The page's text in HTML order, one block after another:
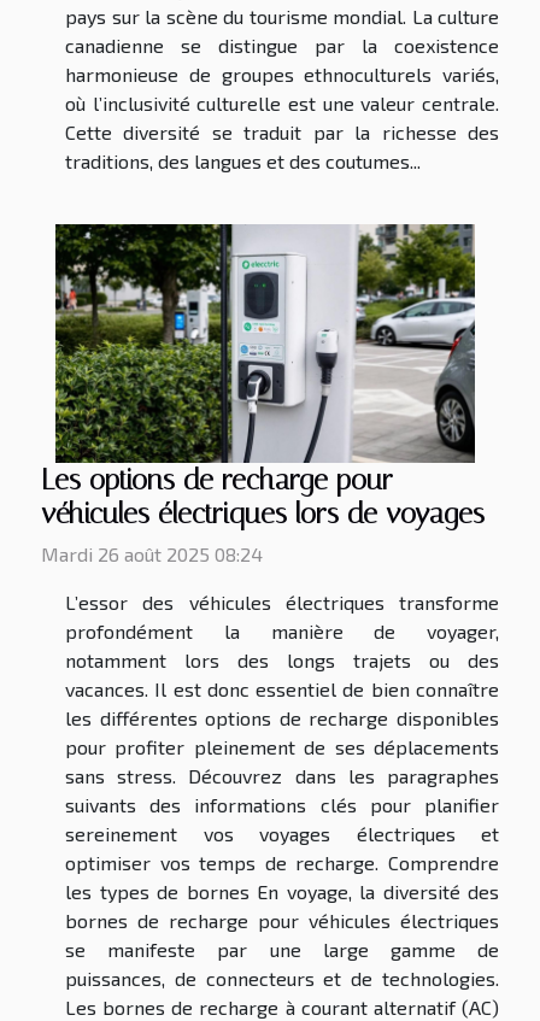
pays sur la scène du tourisme mondial. La culture
canadienne se distingue par la coexistence
harmonieuse de groupes ethnoculturels variés,
où l’inclusivité culturelle est une valeur centrale.
Cette diversité se traduit par la richesse des
traditions, des langues et des coutumes...
Les options de recharge pour
véhicules électriques lors de voyages
Mardi 26 août 2025 08:24
L’essor des véhicules électriques transforme
profondément la manière de voyager,
notamment lors des longs trajets ou des
vacances. Il est donc essentiel de bien connaître
les différentes options de recharge disponibles
pour profiter pleinement de ses déplacements
sans stress. Découvrez dans les paragraphes
suivants des informations clés pour planifier
sereinement vos voyages électriques et
optimiser vos temps de recharge. Comprendre
les types de bornes En voyage, la diversité des
bornes de recharge pour véhicules électriques
se manifeste par une large gamme de
puissances, de connecteurs et de technologies.
Les bornes de recharge à courant alternatif (AC)